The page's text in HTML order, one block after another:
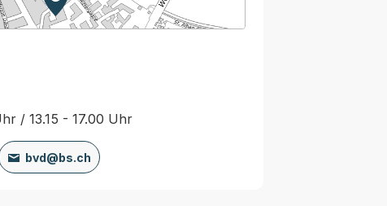
Zur Karte von MapBS.
Externer Link, wird in einem neuen Tab oder
/ 13.15 - 17.00 Uhr
bvd@bs.ch